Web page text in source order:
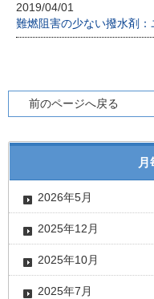
2019/04/01
難燃阻害の少ない撥水剤
前のページへ戻る
2026年5月
2025年12月
2025年10月
2025年7月